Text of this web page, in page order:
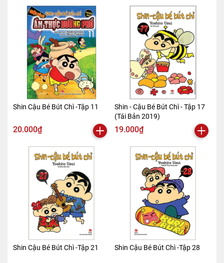
Shin Cậu Bé Bút Chì -Tập 11
20.000₫
Shin - Cậu Bé Bút Chì - Tập 17
(Tái Bản 2019)
19.000₫
Shin Cậu Bé Bút Chì -Tập 21 Shin Cậu Bé Bút Chì -Tập 28